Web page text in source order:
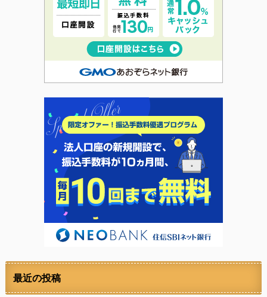
最近の投稿